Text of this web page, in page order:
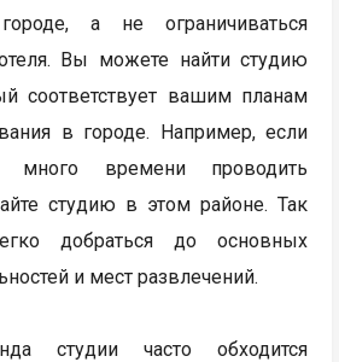
а не ограничиваться
Вы можете найти студию
соответствует вашим планам
в городе. Например, если
много времени проводить
студию в этом районе. Так
добраться до основных
и мест развлечений.
студии часто обходится